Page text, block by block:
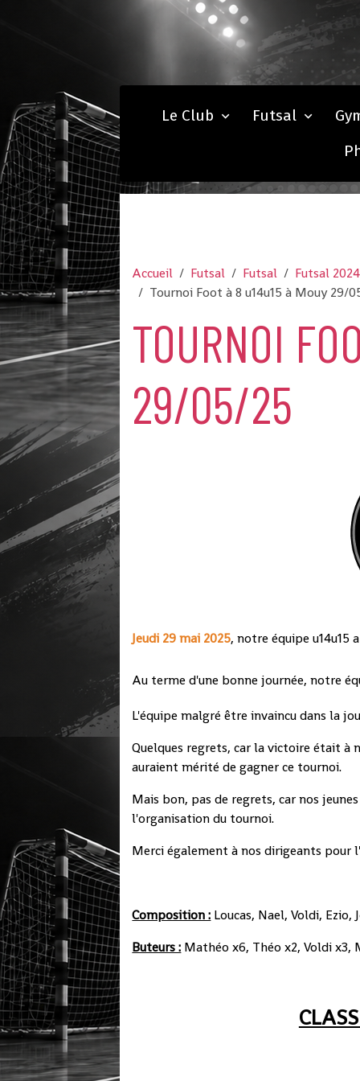
Le Club Futsal
Accueil Futsal Futsal
Futsal
Tournoi Foot à 8 u14u15 à Mouy 29/
TOURNOI
29/05/25
Jeudi 29 mai 2025, notre équipe
Au terme d'une bonne journée, notre
L'équipe malgré être invaincu dans la
Quelques regrets, car la victoire était
auraient mérité de gagner ce tournoi.
Mais bon, pas de regrets, car nos
l'organisation du tournoi.
Merci également à nos dirigeants pour
Composition : Loucas, Nael, Voldi,
Buteurs : Mathéo x6, Théo x2, Voldi x3,